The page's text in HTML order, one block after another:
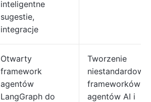
inteligentne
sugestie,
integracje
Otwarty
framework
agentów
LangGraph do
Tworzenie
frameworków
agentów AI i